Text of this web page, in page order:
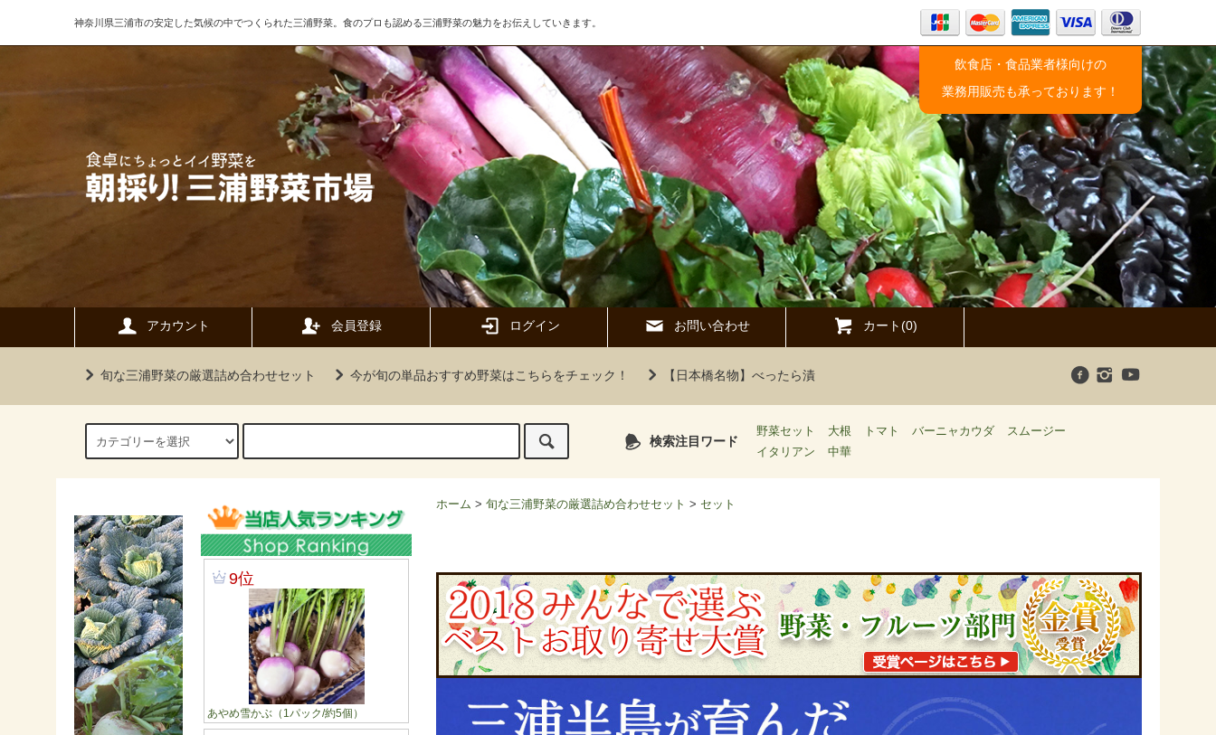
神奈川県三浦市の安定した気候の中でつくられた三浦野菜。食のプロも認める三浦野菜の魅力をお伝えしていきます。
飲食店・食品業者様向けの
業務用販売も承っております！
アカウント 会員登録 ログイン お問い合わせ カート(0)
旬な三浦野菜の厳選詰め合わせセット 今が旬の単品おすすめ野菜はこちらをチェック！ 【日本橋名物】べったら漬
検索注目ワード
野菜セット 大根 トマト バーニャカウダ
スムージー
イタリアン
中華
ホーム > 旬な三浦野菜の厳選詰め合わせセット > セット